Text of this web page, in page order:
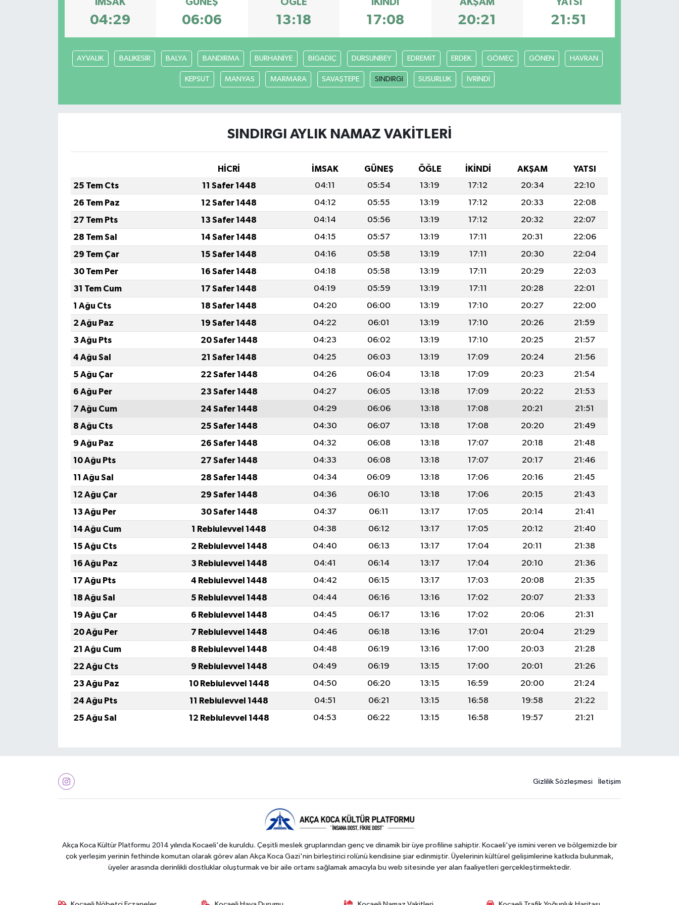
04:29 06:06 13:18 17:08 20:21 21:51
AYVALIK BALIKESİR BALYA BANDIRMA BURHANİYE BİGADİÇ DURSUNBEY EDREMİT ERDEK GÖMEÇ GÖNEN HAVRAN
KEPSUT MANYAS MARMARA SAVAŞTEPE SINDIRGI SUSURLUK İVRİNDİ
SINDIRGI AYLIK NAMAZ VAKITLERI
HİCRİ İMSAK GÜNEŞ ÖĞLE İKINDI AKŞAM
YATSI
25 Tem Cts
11 Safer 1448 04:11 05:54 13:19 17:12 20:34
22:10
26 Tem Paz
12 Safer 1448 04:12 05:55 13:19 17:12 20:33
22:08
27 Tem Pts
13 Safer 1448 04:14 05:56 13:19 17:12 20:32
22:07
28 Tem Sal
14 Safer 1448 04:15 05:57 13:19 17:11 20:31
22:06
29 Tem Çar
15 Safer 1448 04:16 05:58 13:19 17:11 20:30
22:04
30 Tem Per
16 Safer 1448 04:18 05:58 13:19 17:11 20:29
22:03
31 Tem Cum
17 Safer 1448 04:19 05:59 13:19 17:11 20:28
22:01
1 Ağu Cts
18 Safer 1448 04:20 06:00 13:19 17:10 20:27
22:00
2 Ağu Paz
19 Safer 1448 04:22 06:01 13:19 17:10 20:26
21:59
3 Ağu Pts
20 Safer 1448 04:23 06:02 13:19 17:10 20:25
21:57
4 Ağu Sal
21 Safer 1448 04:25 06:03 13:19 17:09 20:24
21:56
5 Ağu Çar
22 Safer 1448 04:26 06:04 13:18 17:09 20:23
21:54
6 Ağu Per
23 Safer 1448 04:27 06:05 13:18 17:09 20:22
21:53
7 Ağu Cum
24 Safer 1448 04:29 06:06 13:18 17:08 20:21
21:51
8 Ağu Cts
25 Safer 1448 04:30 06:07 13:18 17:08 20:20
21:49
9 Ağu Paz
26 Safer 1448 04:32 06:08 13:18 17:07 20:18
21:48
10 Ağu Pts
27 Safer 1448 04:33 06:08 13:18 17:07 20:17
21:46
11 Ağu Sal
28 Safer 1448 04:34 06:09 13:18 17:06 20:16
21:45
12 Ağu Çar
29 Safer 1448 04:36 06:10 13:18 17:06 20:15
21:43
13 Ağu Per
30 Safer 1448 04:37 06:11 13:17 17:05 20:14
21:41
14 Ağu Cum
1 Rebiulevvel 1448 04:38 06:12 13:17 17:05 20:12
21:40
15 Ağu Cts
2 Rebiulevvel 1448 04:40 06:13 13:17 17:04 20:11
21:38
16 Ağu Paz
3 Rebiulevvel 1448 04:41 06:14 13:17 17:04 20:10
21:36
17 Ağu Pts
4 Rebiulevvel 1448 04:42 06:15 13:17 17:03 20:08
21:35
18 Ağu Sal
5 Rebiulevvel 1448 04:44 06:16 13:16 17:02 20:07
21:33
19 Ağu Çar
6 Rebiulevvel 1448 04:45 06:17 13:16 17:02 20:06
21:31
20 Ağu Per
7 Rebiulevvel 1448 04:46 06:18 13:16 17:01 20:04
21:29
21 Ağu Cum
8 Rebiulevvel 1448 04:48 06:19 13:16 17:00 20:03
21:28
22 Ağu Cts
9 Rebiulevvel 1448 04:49 06:19 13:15 17:00 20:01
21:26
23 Ağu Paz
10 Rebiulevvel 1448 04:50 06:20 13:15 16:59 20:00
21:24
24 Ağu Pts
11 Rebiulevvel 1448 04:51 06:21 13:15 16:58 19:58
21:22
25 Ağu Sal
12 Rebiulevvel 1448 04:53 06:22 13:15 16:58 19:57 21:21
Gizlilik Sözleşmesi İletişim
Akça Koca Kültür Platformu 2014 yılında Kocaeli'de kuruldu. Çeşitli meslek gruplarından genç ve dinamik bir üye profiline sahiptir. Kocaeli'ye ismini veren ve bölgemizde bir
çok yerleşim yerinin fethinde komutan olarak görev alan Akça Koca Gazi'nin birleştirici rolünü kendisine şiar edinmiştir. Üyelerinin kültürel gelişimlerine katkıda bulunmak,
üyeler arasında derinlikli dostluklar oluşturmak ve bir aile ortamı sağlamak amacıyla bu web sitesinde yer alan faaliyetleri gerçekleştirmektedir.
Yönetim Kurulu